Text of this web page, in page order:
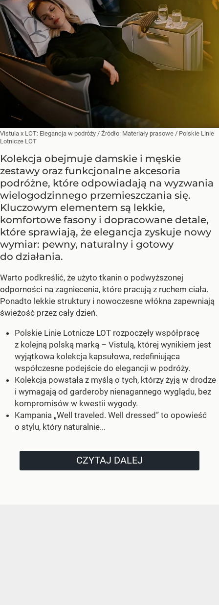
Vistula x LOT: Elegancja w podróży / Źródło: Materiały prasowe / Polskie Linie
Lotnicze LOT
Kolekcja obejmuje damskie i męskie
zestawy oraz funkcjonalne akcesoria
podróżne, które odpowiadają na wyzwania
wielogodzinnego przemieszczania się.
Kluczowym elementem są lekkie,
komfortowe fasony i dopracowane detale,
które sprawiają, że elegancja zyskuje nowy
wymiar: pewny, naturalny i gotowy
do działania.
Warto podkreślić, że użyto tkanin o podwyższonej
odporności na zagniecenia, które pracują z ruchem ciała.
Ponadto lekkie struktury i nowoczesne włókna zapewniają
świeżość przez cały dzień.
Polskie Linie Lotnicze LOT rozpoczęły współpracę
z kolejną polską marką – Vistulą, której wynikiem jest
wyjątkowa kolekcja kapsułowa, redefiniująca
współczesne podejście do elegancji w podróży.
Kolekcja powstała z myślą o tych, którzy żyją w drodze
i wymagają od garderoby nienagannego wyglądu, bez
kompromisów w kwestii wygody.
Kampania „Well traveled. Well dressed” to opowieść
o stylu, który naturalnie...
CZYTAJ DALEJ